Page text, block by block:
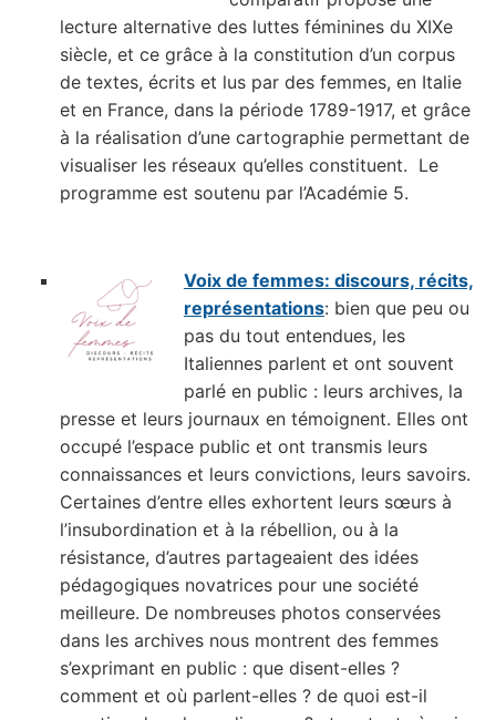
lecture alternative des luttes féminines du XIXe
siècle, et ce grâce à la constitution d’un corpus
de textes, écrits et lus par des femmes, en Italie
et en France, dans la période 1789-1917, et grâce
à la réalisation d’une cartographie permettant de
visualiser les réseaux qu’elles constituent. Le
programme est soutenu par l’Académie 5.
Voix de femmes: discours, récits,
représentations: bien que peu ou
pas du tout entendues, les
Italiennes parlent et ont souvent
parlé en public : leurs archives, la
presse et leurs journaux en témoignent. Elles ont
occupé l’espace public et ont transmis leurs
connaissances et leurs convictions, leurs savoirs.
Certaines d’entre elles exhortent leurs sœurs à
l’insubordination et à la rébellion, ou à la
résistance, d’autres partageaient des idées
pédagogiques novatrices pour une société
meilleure. De nombreuses photos conservées
dans les archives nous montrent des femmes
s’exprimant en public : que disent-elles ?
comment et où parlent-elles ? de quoi est-il